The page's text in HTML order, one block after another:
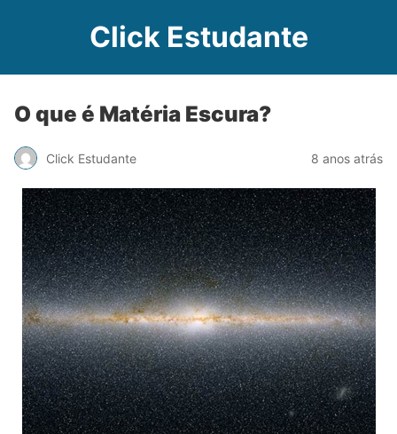
Click Estudante
O que é Matéria Escura?
Click Estudante 8 anos atrás